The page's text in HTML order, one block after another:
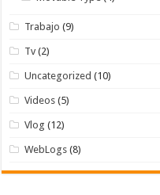
Trabajo (9)
Tv (2)
Uncategorized (10)
Videos (5)
Vlog (12)
WebLogs (8)